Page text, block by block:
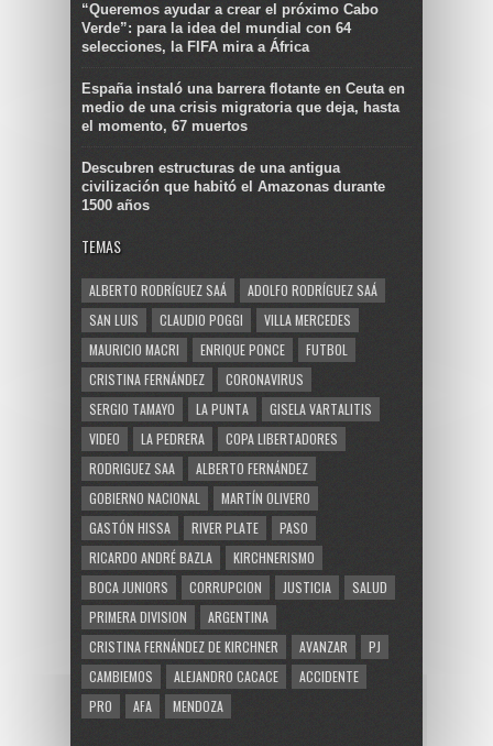
“Queremos ayudar a crear el próximo Cabo
Verde”: para la idea del mundial con 64
selecciones, la FIFA mira a África
España instaló una barrera flotante en Ceuta en
medio de una crisis migratoria que deja, hasta
el momento, 67 muertos
Descubren estructuras de una antigua
civilización que habitó el Amazonas durante
1500 años
TEMAS
ALBERTO RODRÍGUEZ SAÁ
ADOLFO RODRÍGUEZ SAÁ
SAN LUIS
CLAUDIO POGGI
VILLA MERCEDES
MAURICIO MACRI
ENRIQUE PONCE
FUTBOL
CRISTINA FERNÁNDEZ
CORONAVIRUS
SERGIO TAMAYO
LA PUNTA
GISELA VARTALITIS
VIDEO
LA PEDRERA
COPA LIBERTADORES
RODRIGUEZ SAA
ALBERTO FERNÁNDEZ
GOBIERNO NACIONAL
MARTÍN OLIVERO
GASTÓN HISSA
RIVER PLATE
PASO
RICARDO ANDRÉ BAZLA
KIRCHNERISMO
BOCA JUNIORS
CORRUPCION JUSTICIA
SALUD
PRIMERA DIVISION
ARGENTINA
CRISTINA FERNÁNDEZ DE KIRCHNER
AVANZAR
PJ
CAMBIEMOS
ALEJANDRO CACACE
ACCIDENTE
PRO
AFA MENDOZA